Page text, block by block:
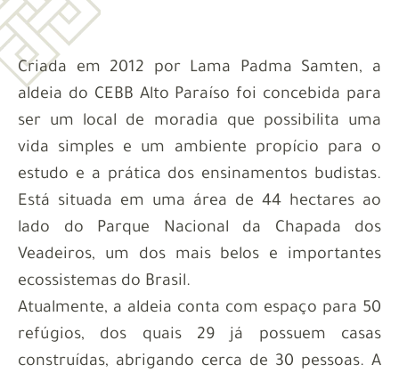
Criada em 2012 por Lama Padma Samten, a
aldeia do CEBB Alto Paraíso foi concebida para
ser um local de moradia que possibilita uma
vida simples e um ambiente propício para o
estudo e a prática dos ensinamentos budistas.
Está situada em uma área de 44 hectares ao
lado do Parque Nacional da Chapada dos
Veadeiros, um dos mais belos e importantes
ecossistemas do Brasil.
Atualmente, a aldeia conta com espaço para 50
refúgios, dos quais 29 já possuem casas
construídas, abrigando cerca de 30 pessoas. A